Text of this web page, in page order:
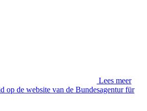
Lees meer
op de website van de Bundesagentur für